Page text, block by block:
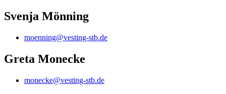
Svenja Mönning
moenning@vesting-stb.de
Greta Monecke
monecke@vesting-stb.de